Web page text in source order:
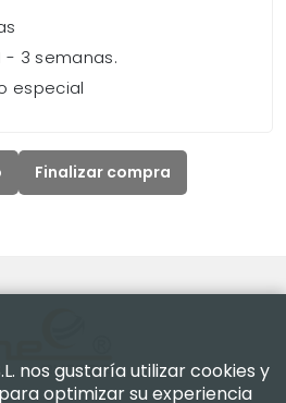
- 3 semanas.
especial
Finalizar compra
nos gustaría utilizar cookies y
optimizar su experiencia